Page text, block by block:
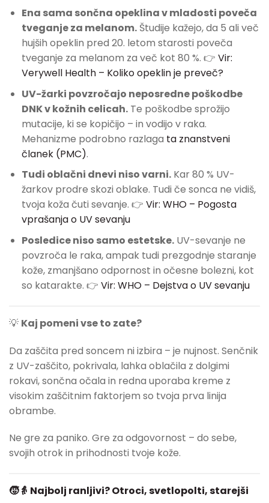
Ena sama sončna opeklina v mladosti poveča
tveganje za melanom.Študije kažejo, da 5 ali več
hujših opeklin pred 20. letom starosti poveča
tveganje za melanom za več kot 80 %. 👉 Vir:
Verywell Health – Koliko opeklin je preveč?
UV-žarki povzročajo neposredne poškodbe
DNK v kožnih celicah.Te poškodbe sprožijo
mutacije, ki se kopičijo – in vodijo v raka.
Mehanizme podrobno razlaga ta znanstveni
članek (PMC).
Tudi oblačni dnevi niso varni.Kar 80 % UV-
žarkov prodre skozi oblake. Tudi če sonca ne vidiš,
tvoja koža čuti sevanje. 👉 Vir: WHO – Pogosta
vprašanja o UV sevanju
Posledice niso samo estetske.UV-sevanje ne
povzroča le raka, ampak tudi prezgodnje staranje
kože, zmanjšano odpornost in očesne bolezni, kot
so katarakte. 👉 Vir: WHO – Dejstva o UV sevanju
💡 Kaj pomeni vse to zate?
Da zaščita pred soncem ni izbira – je nujnost. Senčnik
z UV-zaščito, pokrivala, lahka oblačila z dolgimi
rokavi, sončna očala in redna uporaba kreme z
visokim zaščitnim faktorjem so tvoja prva linija
obrambe.
Ne gre za paniko. Gre za odgovornost – do sebe,
svojih otrok in prihodnosti tvoje kože.
🧒👵 Najbolj ranljivi? Otroci, svetlopolti, starejši